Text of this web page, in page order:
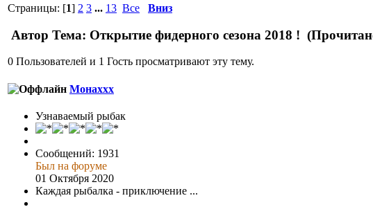
Страницы: [1] 2 3 ... 13 Все Вниз
Автор Тема: Открытие фидерного сезона 2018 !
0 Пользователей и 1 Гость просматривают эту тему.
Монаххх
Узнаваемый рыбак
Сообщений: 1931
Был на форуме
01 Октября 2020
Каждая рыбалка - приключение ...